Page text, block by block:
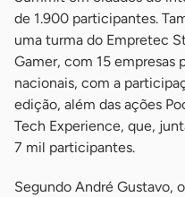
de 1.900 participantes.
uma turma do Empretec
Gamer, com 15 empresas
nacionais, com a
edição, além das ações
Tech Experience, que,
7 mil participantes.
Segundo André Gustavo,